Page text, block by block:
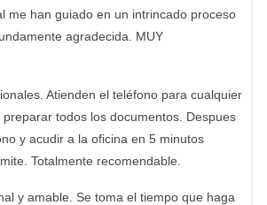
me han guiado en un intrincado proceso
agradecida. MUY
Atienden el teléfono para cualquier
todos los documentos. Despues
y acudir a la oficina en 5 minutos
Totalmente recomendable.
y amable. Se toma el tiempo que haga